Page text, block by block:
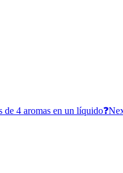
de 4 aromas en un líquido❓